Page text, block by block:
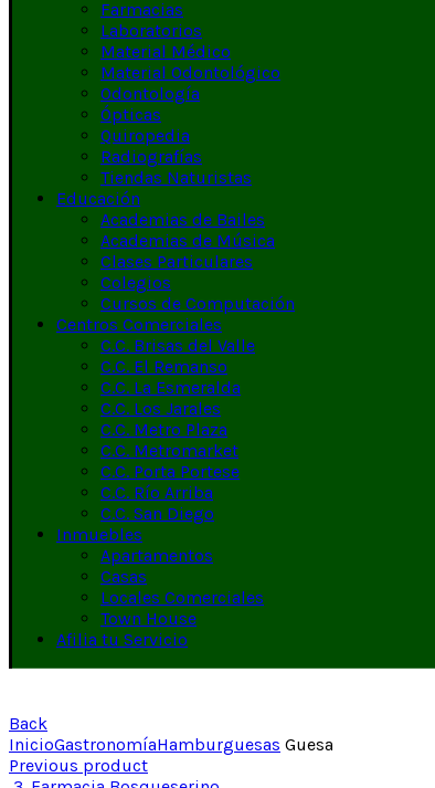
Farmacias
Laboratorios
Material Médico
Material Odontológico
Odontología
Ópticas
Quiropedia
Radiografías
Tiendas Naturistas
Educación
Academias de Bailes
Academias de Música
Clases Particulares
Colegios
Cursos de Computación
Centros Comerciales
C.C. Brisas del Valle
C.C. El Remanso
C.C. La Esmeralda
C.C. Los Jarales
C.C. Metro Plaza
C.C. Metromarket
C.C. Porta Portese
C.C. Río Arriba
C.C. San Diego
Inmuebles
Apartamentos
Casas
Locales Comerciales
Town House
Afilia tu Servicio
Back
InicioGastronomíaHamburguesas Guesa
Previous product